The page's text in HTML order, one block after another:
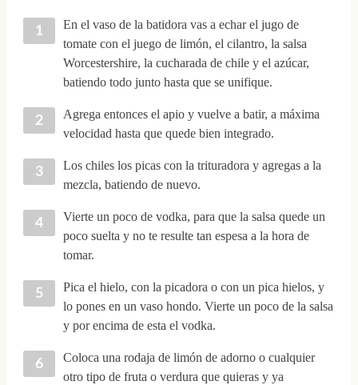
En el vaso de la batidora vas a echar el jugo de
tomate con el juego de limón, el cilantro, la salsa
Worcestershire, la cucharada de chile y el azúcar,
batiendo todo junto hasta que se unifique.
Agrega entonces el apio y vuelve a batir, a máxima
velocidad hasta que quede bien integrado.
Los chiles los picas con la trituradora y agregas a la
mezcla, batiendo de nuevo.
Vierte un poco de vodka, para que la salsa quede un
poco suelta y no te resulte tan espesa a la hora de
tomar.
Pica el hielo, con la picadora o con un pica hielos, y
lo pones en un vaso hondo. Vierte un poco de la salsa
y por encima de esta el vodka.
Coloca una rodaja de limón de adorno o cualquier
otro tipo de fruta o verdura que quieras y ya